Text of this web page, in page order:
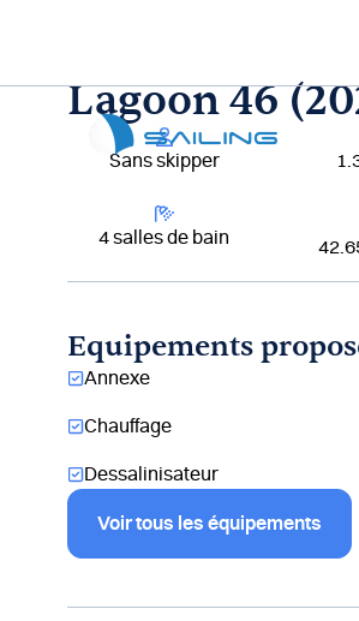
Lagoon 46
Sans skipper
4 salles de bain
Equipements
Annexe
Chauffage
Dessalinisateur
Voir tous les équipements